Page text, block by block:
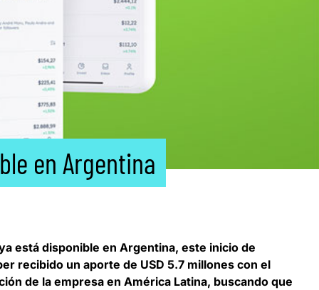
en Argentina
está disponible en Argentina, este inicio de
recibido un aporte de USD 5.7 millones con el
de la empresa en América Latina, buscando que